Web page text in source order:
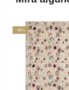
-20%